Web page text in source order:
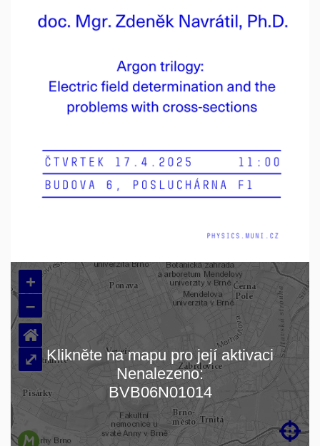
Načítám mapu…
+
–

⌂
⤢ Klikněte na mapu pro její aktivaci
Nenalezeno:
BVB06N01014